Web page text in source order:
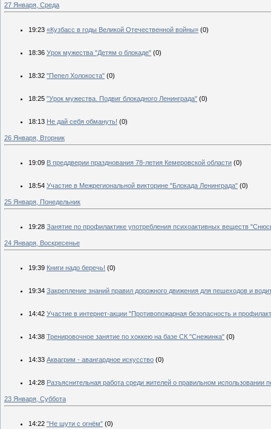
27 Января, Среда
19:23 «Кузбасс в годы Великой Отечественной войны» (0)
18:36 Урок мужества "Детям о блокаде" (0)
18:32 "Пепел Холокоста" (0)
18:25 "Урок мужества. Подвиг блокадного Ленинграда" (0)
18:13 Не дай себя обмануть! (0)
26 Января, Вторник
19:09 В преддверии празднования 78-летия Кемеровской области (0)
18:54 Участие в Межрегиональной викторине "Блокада Ленинграда" (0)
25 Января, Понедельник
19:28 Занятие по профилактике употребления психоактивных веществ
24 Января, Воскресенье
19:39 Книги надо беречь! (0)
19:34 Закрепление знаний правил дорожного движения для пешеходов и
14:42 Участие в интернет-акции "Противопожарная безопасность и
14:38 Тренировочное занятие по хоккею на базе СК "Снежинка" (0)
14:33 Аквагрим - авангардное искусство (0)
14:28 Разъяснительная работа среди жителей о правильном использовании
23 Января, Суббота
14:22 "Не шути с огнём" (0)